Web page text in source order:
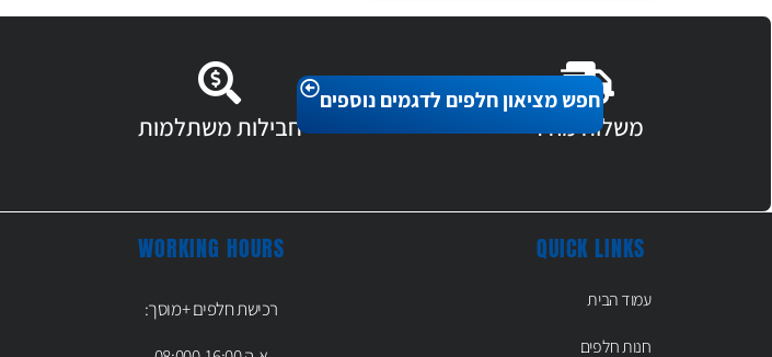
חפש מציאון חלפים לדגמים נוספים
משלוח מהיר חבילות משתלמות
QUICK LINKS
עמוד הבית
חנות חלפים
WORKING HOURS
רכישת חלפים +מוסך: